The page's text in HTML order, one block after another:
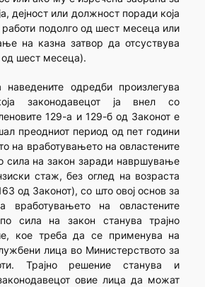
дејност или должност поради која
подолго од шест месеца или
на казна затвор да отсуствува
шест месеца).
одредби произлегува
законодавецот ја внел со
129-а и 129-б од Законот е
преодниот период од пет години
на вработувањето на овластените
сила на закон заради навршување
стаж, без оглед на возраста
од Законот), со што овој основ за
вработувањето на овластените
сила на закон станува трајно
кое треба да се применува на
лица во Министерството за
Трајно решение станува и
овие лица да можат